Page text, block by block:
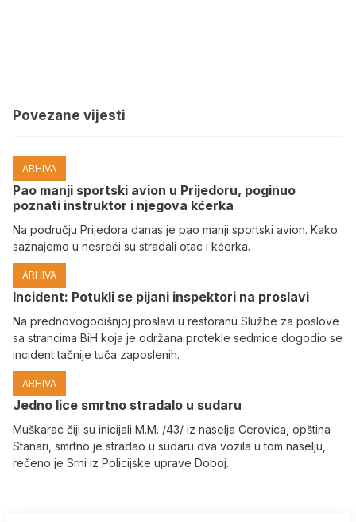
Povezane vijesti
ARHIVA
Pao manji sportski avion u Prijedoru, poginuo
poznati instruktor i njegova kćerka
Na području Prijedora danas je pao manji sportski avion. Kako
saznajemo u nesreći su stradali otac i kćerka.
ARHIVA
Incident: Potukli se pijani inspektori na proslavi
Na prednovogodišnjoj proslavi u restoranu Službe za poslove
sa strancima BiH koja je održana protekle sedmice dogodio se
incident tačnije tuča zaposlenih.
ARHIVA
Јedno lice smrtno stradalo u sudaru
Muškarac čiji su inicijali M.M. /43/ iz naselja Cerovica, opština
Stanari, smrtno je stradao u sudaru dva vozila u tom naselju,
rečeno je Srni iz Policijske uprave Doboj.